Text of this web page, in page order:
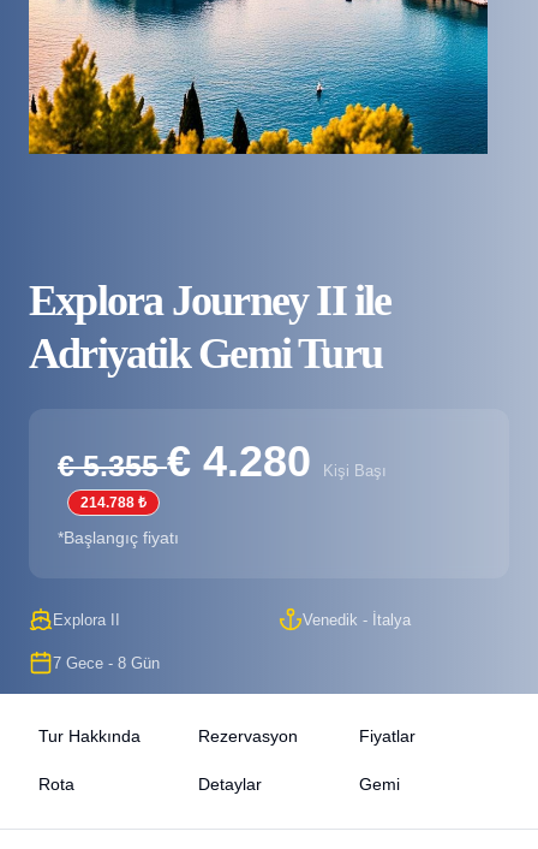
Explora Journey II ile
Adriyatik Gemi Turu
€ 5.355€ 4.280 Kişi Başı
214.788 ₺
*Başlangıç fiyatı
Explora II Venedik - İtalya
7 Gece - 8 Gün
Tur Hakkında Rezervasyon Fiyatlar
Rota Detaylar Gemi